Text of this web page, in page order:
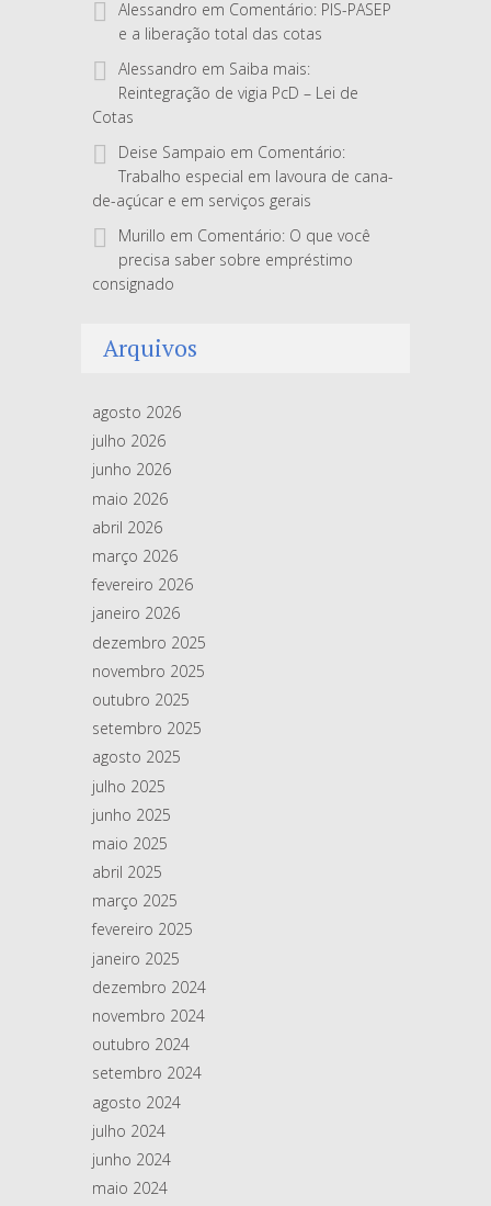
Alessandro em Comentário: PIS-PASEP
e a liberação total das cotas
Alessandro em Saiba mais:
Reintegração de vigia PcD – Lei de
Cotas
Deise Sampaio em Comentário:
Trabalho especial em lavoura de cana-
de-açúcar e em serviços gerais
Murillo em Comentário: O que você
precisa saber sobre empréstimo
consignado
Arquivos
agosto 2026
julho 2026
junho 2026
maio 2026
abril 2026
março 2026
fevereiro 2026
janeiro 2026
dezembro 2025
novembro 2025
outubro 2025
setembro 2025
agosto 2025
julho 2025
junho 2025
maio 2025
abril 2025
março 2025
fevereiro 2025
janeiro 2025
dezembro 2024
novembro 2024
outubro 2024
setembro 2024
agosto 2024
julho 2024
junho 2024
maio 2024